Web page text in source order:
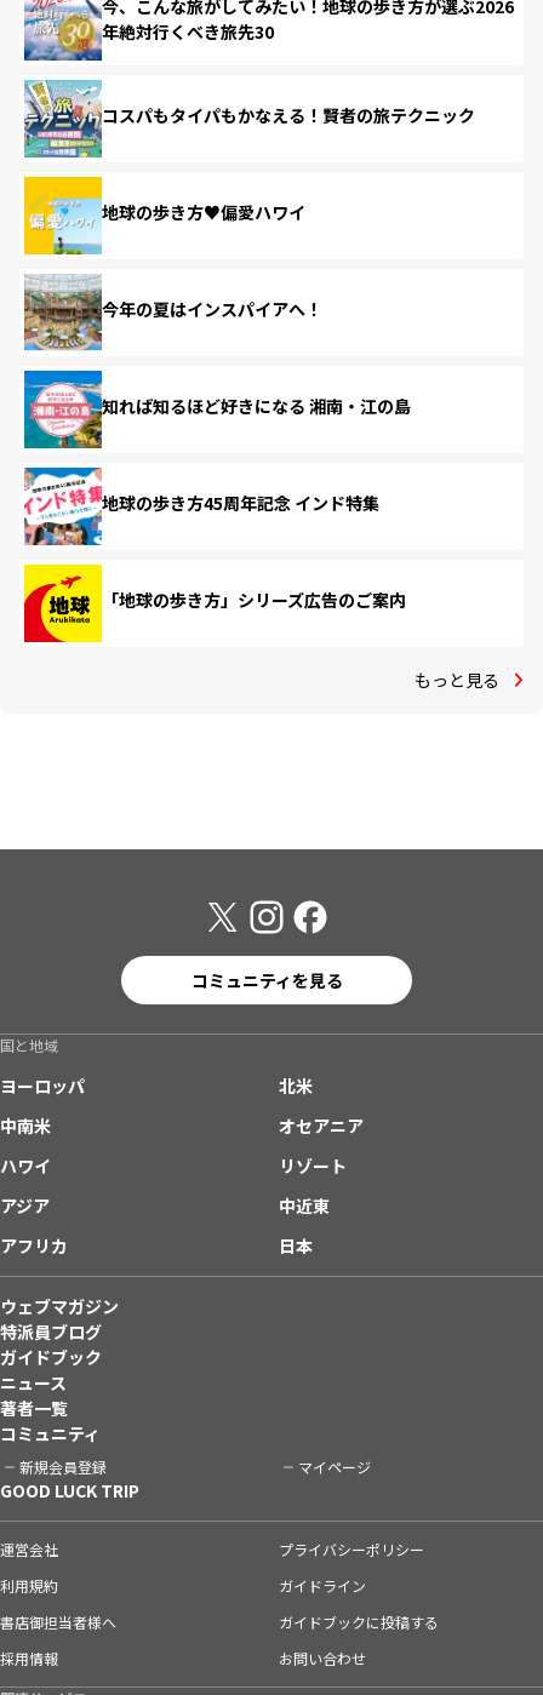
今、こんな旅がしてみたい！地球の歩き方が選ぶ2026
年絶対行くべき旅先30
コスパもタイパもかなえる！賢者の旅テクニック
地球の歩き方♥偏愛ハワイ
今年の夏はインスパイアへ！
知れば知るほど好きになる 湘南・江の島
地球の歩き方45周年記念 インド特集
「地球の歩き方」シリーズ広告のご案内
もっと見る
コミュニティを見る
国と地域
ヨーロッパ
北米
中南米
オセアニア
ハワイ
リゾート
アジア
中近東
アフリカ
日本
ウェブマガジン
特派員ブログ
ガイドブック
ニュース
著者一覧
コミュニティ
新規会員登録 マイページ
GOOD LUCK TRIP
運営会社
プライバシーポリシー
利用規約
ガイドライン
書店御担当者様へ
ガイドブックに投稿する
採用情報
お問い合わせ